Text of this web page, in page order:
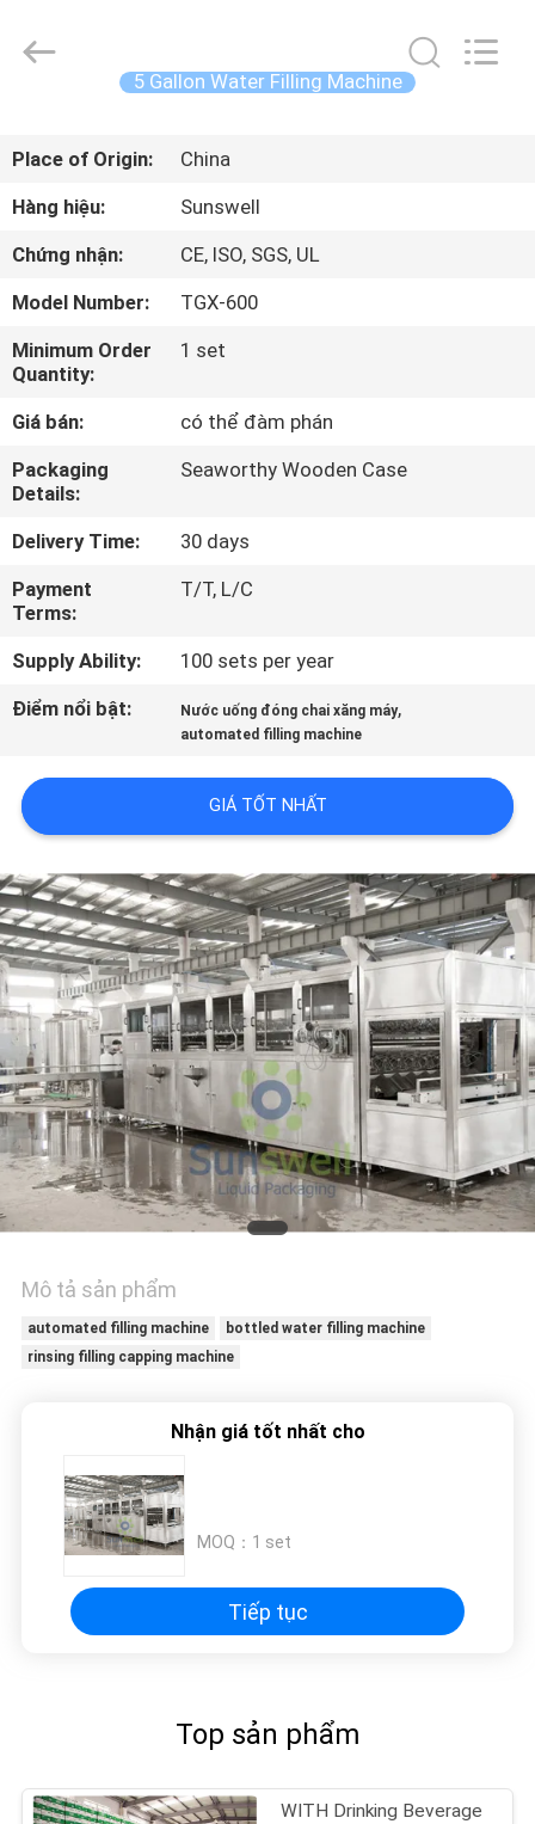
CHỦ
CÁC
SẢN
VỀ
TÔI
QUAN
NHÀ
KIỂM
SOÁT
CHẤT
LƯỢNG
LIÊN
HỆ
CHÚNG
TÔI
TIN
TỨC
YÊU
TRANG
POLICY
Machinery
5 Gallon Water Filling Machine
Place of Origin:
China
Hàng hiệu:
Sunswell
Chứng nhận:
CE, ISO, SGS, UL
Model Number:
TGX-600
Minimum Order
Quantity:
1 set
Giá bán:
có thể đàm phán
Packaging
Details:
Seaworthy Wooden Case
Delivery Time:
30 days
Payment
Terms:
T/T, L/C
Supply Ability:
100 sets per year
Điểm nổi bật:
Nước uống đóng chai xăng máy,
automated filling machine
GIÁ TỐT NHẤT
Mô tả sản phẩm
automated filling machine
bottled water filling machine
rinsing filling capping machine
Nhận giá tốt nhất cho
MOQ： 1 set
Tiếp tục
Top sản phẩm
WITH Drinking Beverage